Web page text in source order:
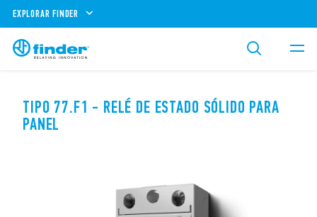
EXPLORAR FINDER
TIPO 77.F1 - RELÉ DE ESTADO SÓLIDO PARA
PANEL